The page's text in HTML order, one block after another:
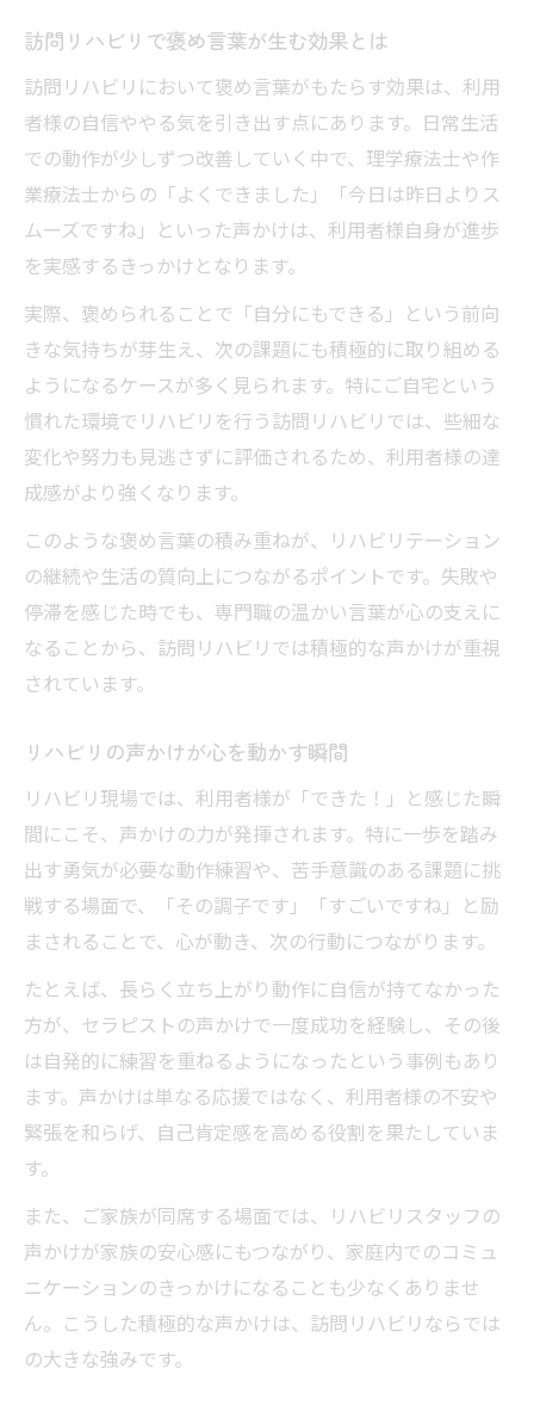
訪問リハビリで褒め言葉が生む効果とは
訪問リハビリにおいて褒め言葉がもたらす効果は、利用
者様の自信ややる気を引き出す点にあります。日常生活
での動作が少しずつ改善していく中で、理学療法士や作
業療法士からの「よくできました」「今日は昨日よりス
ムーズですね」といった声かけは、利用者様自身が進歩
を実感するきっかけとなります。
実際、褒められることで「自分にもできる」という前向
きな気持ちが芽生え、次の課題にも積極的に取り組める
ようになるケースが多く見られます。特にご自宅という
慣れた環境でリハビリを行う訪問リハビリでは、些細な
変化や努力も見逃さずに評価されるため、利用者様の達
成感がより強くなります。
このような褒め言葉の積み重ねが、リハビリテーション
の継続や生活の質向上につながるポイントです。失敗や
停滞を感じた時でも、専門職の温かい言葉が心の支えに
なることから、訪問リハビリでは積極的な声かけが重視
されています。
リハビリの声かけが心を動かす瞬間
リハビリ現場では、利用者様が「できた！」と感じた瞬
間にこそ、声かけの力が発揮されます。特に一歩を踏み
出す勇気が必要な動作練習や、苦手意識のある課題に挑
戦する場面で、「その調子です」「すごいですね」と励
まされることで、心が動き、次の行動につながります。
たとえば、長らく立ち上がり動作に自信が持てなかった
方が、セラピストの声かけで一度成功を経験し、その後
は自発的に練習を重ねるようになったという事例もあり
ます。声かけは単なる応援ではなく、利用者様の不安や
緊張を和らげ、自己肯定感を高める役割を果たしていま
す。
また、ご家族が同席する場面では、リハビリスタッフの
声かけが家族の安心感にもつながり、家庭内でのコミュ
ニケーションのきっかけになることも少なくありませ
ん。こうした積極的な声かけは、訪問リハビリならでは
の大きな強みです。